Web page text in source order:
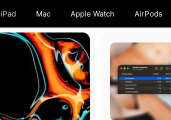
iPad Mac Apple Watch AirPods